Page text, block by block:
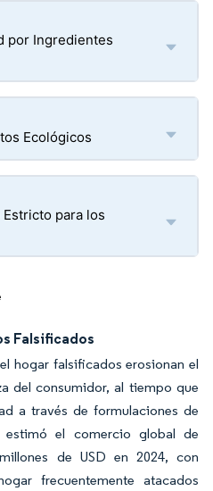
por Ingredientes
Ecológicos
para los
Falsificados
hogar falsificados erosionan el
del consumidor, al tiempo que
a través de formulaciones de
el comercio global de
de USD en 2024, con
frecuentemente atacados